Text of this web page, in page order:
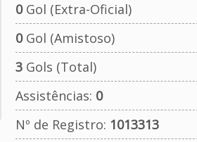
0Gol (Extra-Oficial)
0Gol (Amistoso)
3Gols (Total)
Assistências: 0
Nº de Registro: 1013313